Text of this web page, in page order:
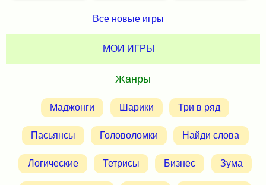
Все новые игры
МОИ ИГРЫ
Жанры
Маджонги Шарики Три в ряд
Пасьянсы Головоломки Найди слова
Логические Тетрисы Бизнес Зума